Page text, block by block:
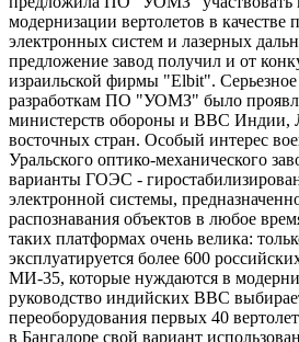
модернизации вертолетов в качестве
электронных систем и лазерных
предложение завод получил и от
израильской фирмы "Elbit".
разработкам ПО "УОМЗ" было
министерств обороны и ВВС Индии,
восточных стран. Особый интерес
Уральского оптико-механического
варианты ГОЭС -
электронной системы,
распознавания объектов в любое
таких платформах очень велика:
эксплуатируется более 600
МИ-35, которые нуждаются в
руководство индийских ВВС
переоборудования первых 40
в Бангалоре свой вариант